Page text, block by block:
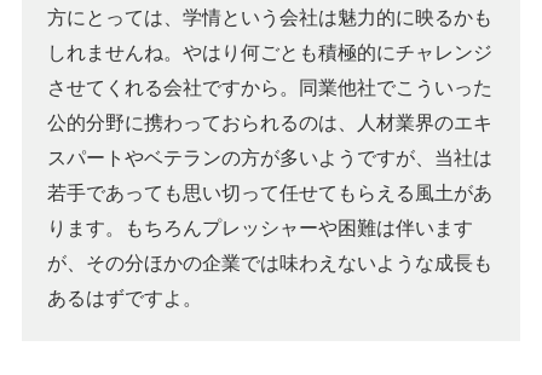
方にとっては、学情という会社は魅力的に映るかも
しれませんね。やはり何ごとも積極的にチャレンジ
させてくれる会社ですから。同業他社でこういった
公的分野に携わっておられるのは、人材業界のエキ
スパートやベテランの方が多いようですが、当社は
若手であっても思い切って任せてもらえる風土があ
ります。もちろんプレッシャーや困難は伴います
が、その分ほかの企業では味わえないような成長も
あるはずですよ。